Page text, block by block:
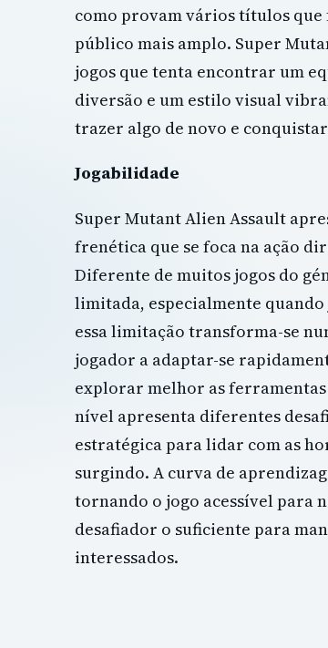
como provam vários títulos
público mais amplo. Super
jogos que tenta encontrar um
diversão e um estilo visual
trazer algo de novo e conquistar
Jogabilidade
Super Mutant Alien Assault
frenética que se foca na ação
Diferente de muitos jogos do
limitada, especialmente
essa limitação transforma-se
jogador a adaptar-se
explorar melhor as
nível apresenta diferentes
estratégica para lidar com as
surgindo. A curva de
tornando o jogo acessível para
desafiador o suficiente para
interessados.